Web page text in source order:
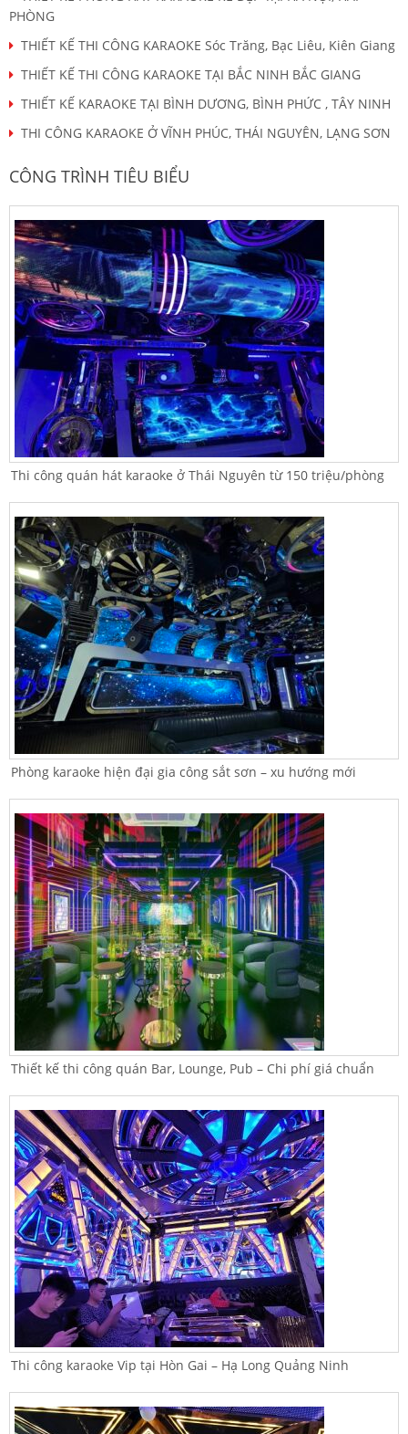
PHÒNG
THIẾT KẾ THI CÔNG KARAOKE Sóc Trăng, Bạc Liêu, Kiên Giang
THIẾT KẾ THI CÔNG KARAOKE TẠI BẮC NINH BẮC GIANG
THIẾT KẾ KARAOKE TẠI BÌNH DƯƠNG, BÌNH PHỨC , TÂY NINH
THI CÔNG KARAOKE Ở VĨNH PHÚC, THÁI NGUYÊN, LẠNG SƠN
CÔNG TRÌNH TIÊU BIỂU
Thi công quán hát karaoke ở Thái Nguyên từ 150 triệu/phòng
Phòng karaoke hiện đại gia công sắt sơn – xu hướng mới
Thiết kế thi công quán Bar, Lounge, Pub – Chi phí giá chuẩn
Thi công karaoke Vip tại Hòn Gai – Hạ Long Quảng Ninh